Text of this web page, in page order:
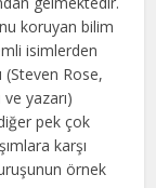
koruyan bilim
isimlerden
(Steven Rose,
yazarı)
pek çok
karşı
örnek